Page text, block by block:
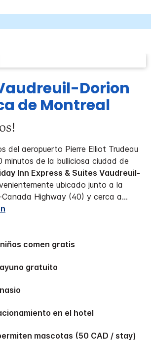
Dorion
de Montreal
del aeropuerto Pierre Elliot Trudeau
minutos de la bulliciosa ciudad de
Inn Express & Suites Vaudreuil-
ubicado junto a la
Highway (40) y cerca a...
niños comen gratis
gratuito
en el hotel
permiten mascotas (50 CAD / stay)